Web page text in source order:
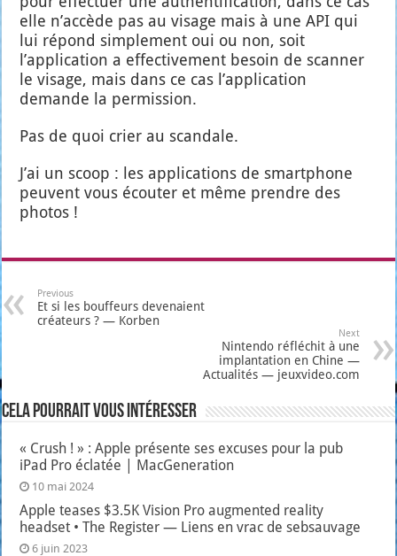
elle n’accède pas au visage mais à une API qui
lui répond sim­ple­ment oui ou non, soit
l’application a effec­ti­ve­ment besoin de scan­ner
le visage, mais dans ce cas l’application
demande la per­mis­sion.
Pas de quoi crier au scan­dale.
J’ai un scoop : les appli­ca­tions de smart­phone
peuvent vous écou­ter et même prendre des
pho­tos !
Previous
Et si les bouffeurs devenaient
créateurs ? — Korben
Next
Nintendo réfléchit à une
implantation en Chine —
Actualités — jeuxvideo.com
Cela pourrait vous intéresser
« Crush ! » : Apple présente ses excuses pour la pub
iPad Pro éclatée | MacGeneration
10 mai 2024
Apple teases $3.5K Vision Pro augmented reality
headset • The Register — Liens en vrac de sebsauvage
6 juin 2023